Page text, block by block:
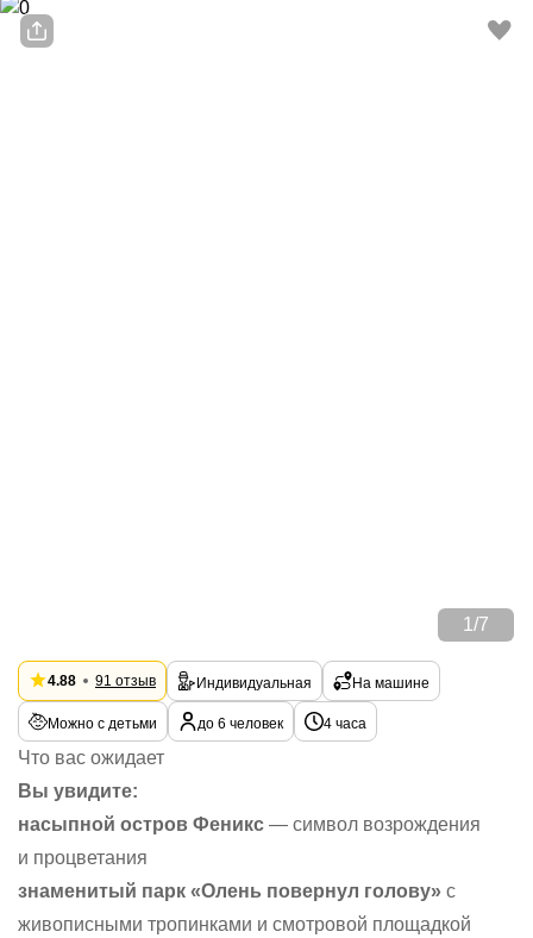
1 /7
4.88 91 отзыв Индивидуальная На машине
Можно с детьми до 6 человек 4 часа
Что вас ожидает
Вы увидите:
насыпной остров Феникс — символ возрождения
и процветания
знаменитый парк «Олень повернул голову» с
живописными тропинками и смотровой площадкой